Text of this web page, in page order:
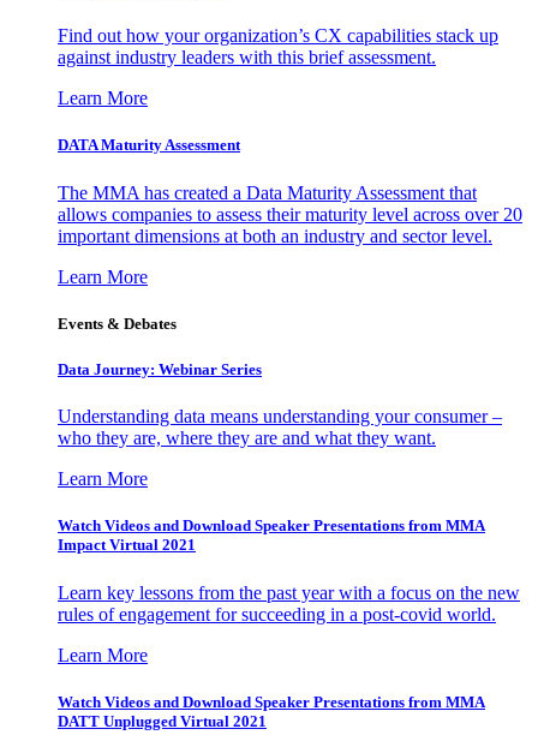
Find out how your organization’s CX capabilities stack up
against industry leaders with this brief assessment.
Learn More
DATA Maturity Assessment
The MMA has created a Data Maturity Assessment that
allows companies to assess their maturity level across over 20
important dimensions at both an industry and sector level.
Learn More
Events & Debates
Data Journey: Webinar Series
Understanding data means understanding your consumer –
who they are, where they are and what they want.
Learn More
Watch Videos and Download Speaker Presentations from MMA
Impact Virtual 2021
Learn key lessons from the past year with a focus on the new
rules of engagement for succeeding in a post-covid world.
Learn More
Watch Videos and Download Speaker Presentations from MMA
DATT Unplugged Virtual 2021